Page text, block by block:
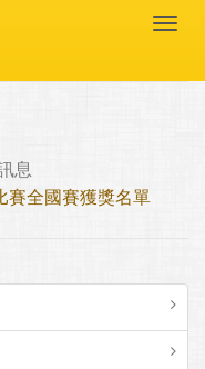
息
賽全國賽獲獎名單